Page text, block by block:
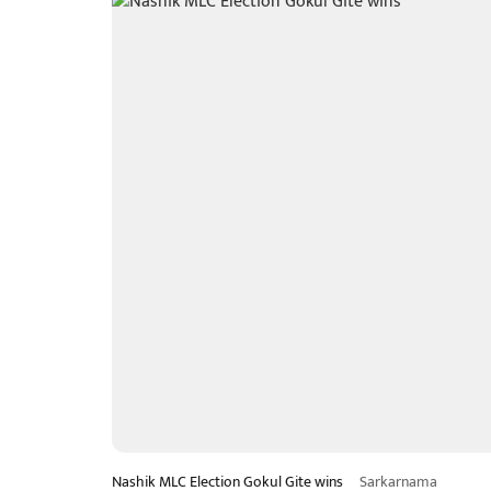
Nashik MLC Election Gokul Gite wins Sarkarnama